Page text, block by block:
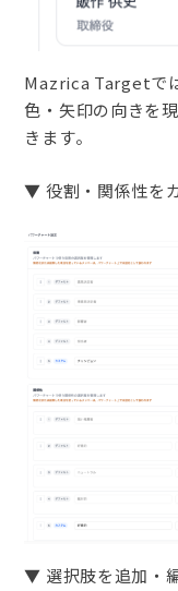
Mazrica Targetで
色・矢印の向きを
きます。
▼ 役割・関係性を
▼ 選択肢を追加・